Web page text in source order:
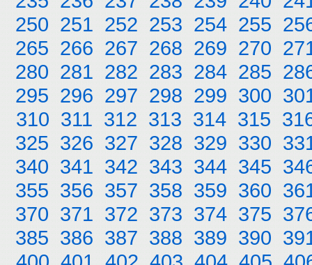
250 251 252 253 254 255
265 266 267 268 269 270
280 281 282 283 284 285
295 296 297 298 299 300
310 311 312 313 314 315
325 326 327 328 329 330
340 341 342 343 344 345
355 356 357 358 359 360
370 371 372 373 374 375
385 386 387 388 389 390